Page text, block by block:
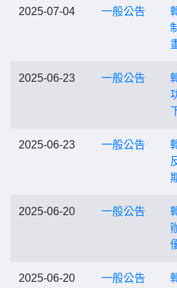
2025-07-04 一般公告
2025-06-23 一般公告
2025-06-23 一般公告
2025-06-20 一般公告
2025-06-20 一般公告